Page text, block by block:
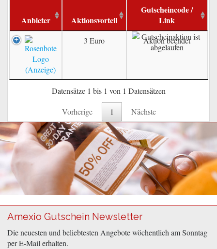
Anbieter Aktionsvorteil
Gutscheincode /
Link
3 Euro Aktion beendet
Datensätze 1 bis 1 von 1 Datensätzen
Vorherige 1 Nächste
Amexio Gutschein Newsletter
Die neuesten und beliebtesten Angebote wöchentlich am Sonntag
per E-Mail erhalten.